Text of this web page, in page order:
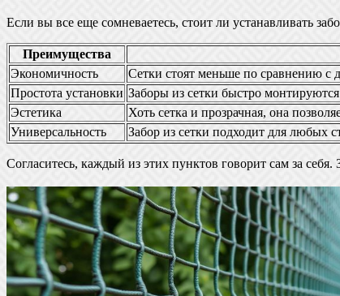
Если вы все еще сомневаетесь, стоит ли устанавливать
Преимущества
Экономичность
Сетки стоят меньше по сравнению с
Простота установки Заборы из сетки быстро
Эстетика
Хоть сетка и прозрачная, она
Универсальность
Забор из сетки подходит для любых
Согласитесь, каждый из этих пунктов говорит сам за